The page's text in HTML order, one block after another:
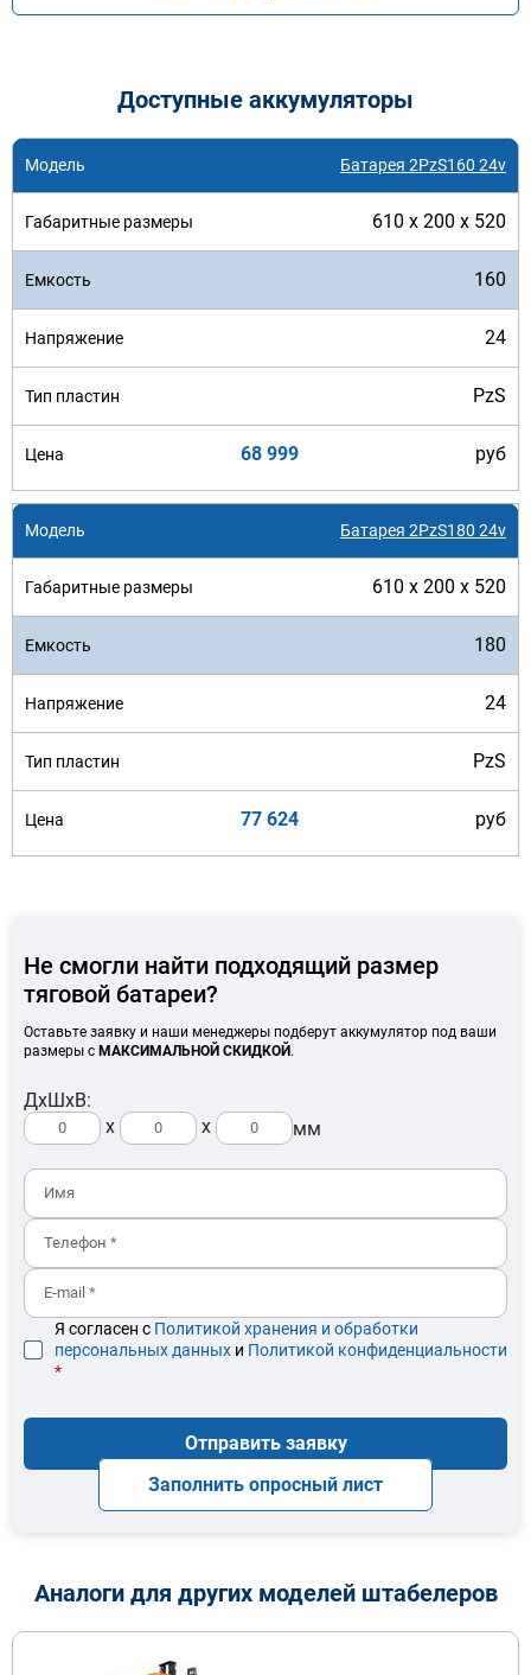
Доступные аккумуляторы
Батарея 2PzS160 24v
610 x 200 x 520
160
24
PzS
68 999 руб
Батарея 2PzS180 24v
610 x 200 x 520
180
24
PzS
77 624 руб
Не смогли найти подходящий размер
тяговой батареи?
Оставьте заявку и наши менеджеры подберут аккумулятор под ваши
размеры с МАКСИМАЛЬНОЙ СКИДКОЙ .
ДхШхВ:
x
x мм
Я согласен с Политикой хранения и обработки
персональных данных и Политикой конфиденциальности
*
Отправить заявку
Заполнить опросный лист
Аналоги для других моделей штабелеров